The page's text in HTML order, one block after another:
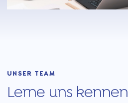
UNSER TEAM
Lerne uns kennen